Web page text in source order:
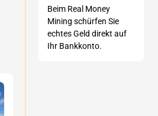
Beim Real Money
Mining schürfen Sie
echtes Geld direkt auf
Ihr Bankkonto.